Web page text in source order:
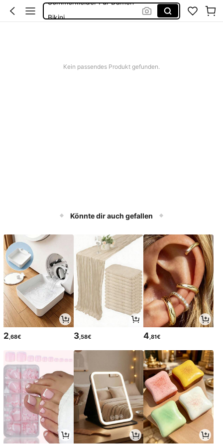
Kein passendes Produkt gefunden.
Könnte dir auch gefallen
2 ,68€ 3,58€ 4 ,81€